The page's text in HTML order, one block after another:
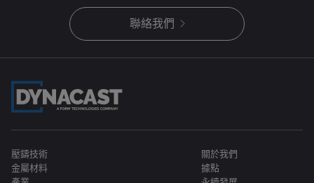
聯絡我們
壓鑄技術
金屬材料
關於我們
據點